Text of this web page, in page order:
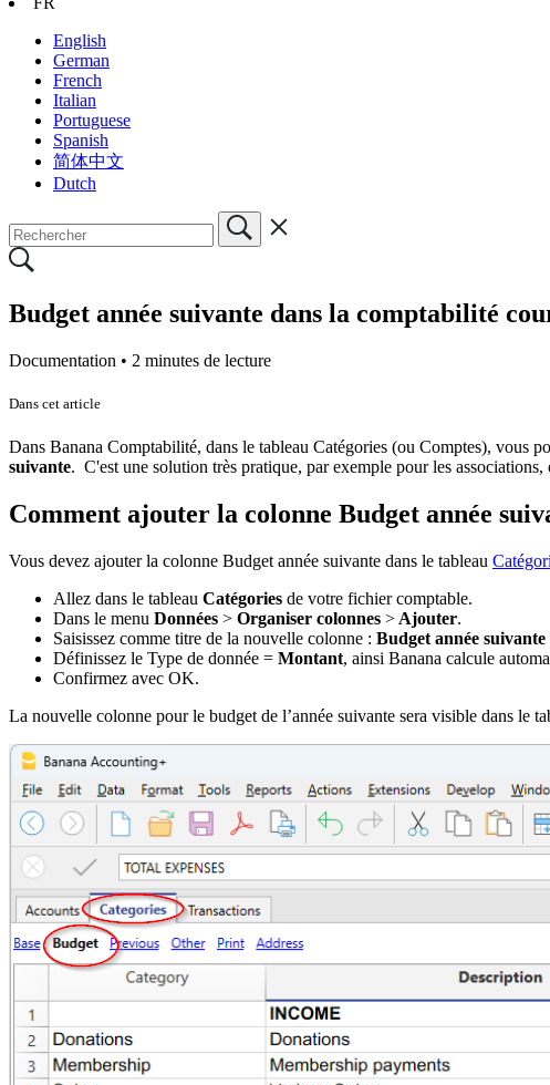
English
German
French
Italian
Portuguese
Spanish
简体中文
Dutch
Budget année suivante dans la comptabilité
Documentation • 2 minutes de lecture
Dans cet article
Dans Banana Comptabilité, dans le tableau Catégories (ou Comptes), vous
suivante. C'est une solution très pratique, par exemple pour les
Comment ajouter la colonne Budget année
Vous devez ajouter la colonne Budget année suivante dans le tableau
Allez dans le tableau Catégories de votre fichier comptable.
Dans le menu Données > Organiser colonnes > Ajouter.
Saisissez comme titre de la nouvelle colonne : Budget année suivante
Définissez le Type de donnée = Montant, ainsi Banana calcule
Confirmez avec OK.
La nouvelle colonne pour le budget de l’année suivante sera visible dans le